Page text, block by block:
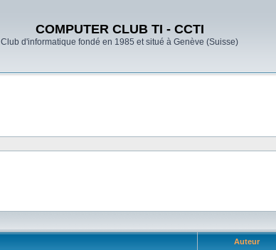
COMPUTER CLUB TI - CCTI
Club d'informatique fondé en 1985 et situé à Genève (Suisse)
Auteur